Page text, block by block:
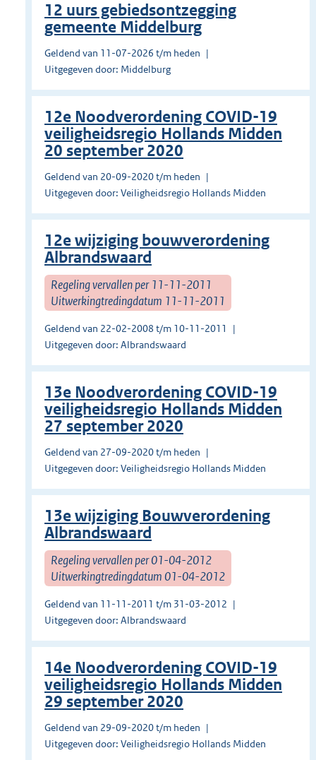
12 uurs gebiedsontzegging
gemeente Middelburg
Geldend van 11-07-2026 t/m heden
Uitgegeven door: Middelburg
12e Noodverordening COVID-19
veiligheidsregio Hollands Midden
20 september 2020
Geldend van 20-09-2020 t/m heden
Uitgegeven door: Veiligheidsregio Hollands Midden
12e wijziging bouwverordening
Albrandswaard
Regeling vervallen per 11-11-2011
Uitwerkingtredingdatum 11-11-2011
Geldend van 22-02-2008 t/m 10-11-2011
Uitgegeven door: Albrandswaard
13e Noodverordening COVID-19
veiligheidsregio Hollands Midden
27 september 2020
Geldend van 27-09-2020 t/m heden
Uitgegeven door: Veiligheidsregio Hollands Midden
13e wijziging Bouwverordening
Albrandswaard
Regeling vervallen per 01-04-2012
Uitwerkingtredingdatum 01-04-2012
Geldend van 11-11-2011 t/m 31-03-2012
Uitgegeven door: Albrandswaard
14e Noodverordening COVID-19
veiligheidsregio Hollands Midden
29 september 2020
Geldend van 29-09-2020 t/m heden
Uitgegeven door: Veiligheidsregio Hollands Midden